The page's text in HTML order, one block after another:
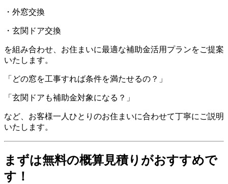
・外窓交換
・玄関ドア交換
を組み合わせ、お住まいに最適な補助金活用プランをご提案
いたします。
「どの窓を工事すれば条件を満たせるの？」
「玄関ドアも補助金対象になる？」
など、お客様一人ひとりのお住まいに合わせて丁寧にご説明
いたします。
まずは無料の概算見積りがおすすめで
す！